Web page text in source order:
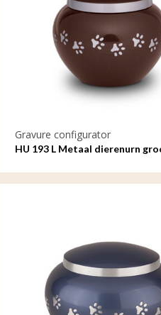
Gravure configurator
HU 193 L Metaal dierenurn